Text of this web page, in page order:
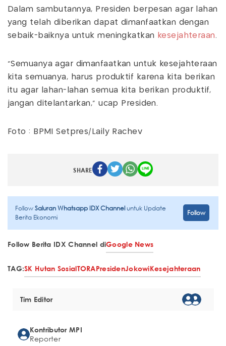
Dalam sambutannya, Presiden berpesan agar lahan
yang telah diberikan dapat dimanfaatkan dengan
sebaik-baiknya untuk meningkatkan kesejahteraan .
“Semuanya agar dimanfaatkan untuk kesejahteraan
kita semuanya, harus produktif karena kita berikan
itu agar lahan-lahan semua kita berikan produktif,
jangan ditelantarkan,” ucap Presiden.
Foto : BPMI Setpres/Laily Rachev
SHARE
FollowSaluran Whatsapp IDX Channeluntuk Update
Berita Ekonomi
Follow
Follow Berita IDX Channel diGoogle News
TAG:SK Hutan SosialTORAPresidenJokowiKesejahteraan
Tim Editor
Kontributor MPI
Reporter